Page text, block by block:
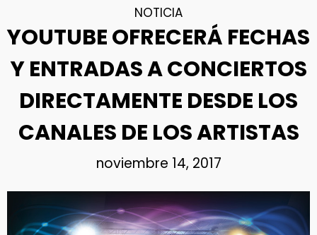
NOTICIA
YOUTUBE OFRECERÁ FECHAS
Y ENTRADAS A CONCIERTOS
DIRECTAMENTE DESDE LOS
CANALES DE LOS ARTISTAS
noviembre 14, 2017